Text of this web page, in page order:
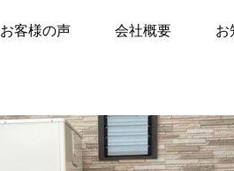
客様の声 会社概要 お
新富町にて、補助金を使ってオトクに最新エコキュー